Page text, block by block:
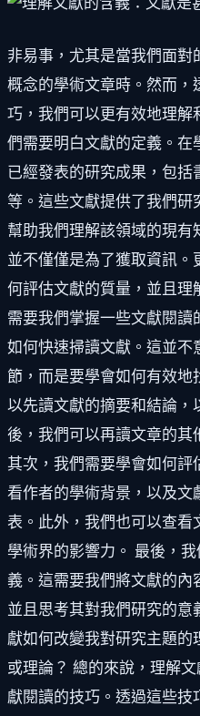
非易事，尤其是當我們面
概念的學術文章時。然而，
巧，我們可以更有效地理解
們需要明白文獻的定義。在
已經發表的研究成果，包
等。這些文獻提供了我們研
幫助我們理解該領域的現
並不僅僅是為了獲取資訊。
何評估文獻的質量，並且理
需要我們掌握一些文獻閱
如何快速掃讀文獻。這並不
節，而是要學會如何有效地
以先讀文獻的摘要和結論，
後，我們可以再讀文章的其
其次，我們需要學會如何評
看作者的學術背景，以及文
表。此外，我們也可以查看
學術界的影響力。 最後，
義。這需要我們將文獻的內
並且思考其對我們研究的
獻如何改變我對研究主題
或理論？ 總的來說，理解
獻閱讀的技巧。透過這些技